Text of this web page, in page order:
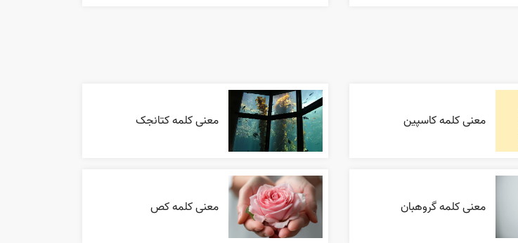
معنی کلمه کاسپین معنی کلمه کتانجک
معنی کلمه گروهبان معنی کلمه کص